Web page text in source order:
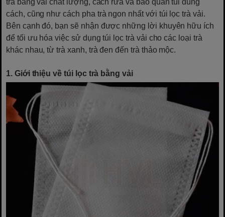
cách, cũng như cách pha trà ngon nhất với túi lọc trà vải.
Bên cạnh đó, bạn sẽ nhận được những lời khuyên hữu ích
để tối ưu hóa việc sử dụng túi lọc trà vải cho các loại trà
khác nhau, từ trà xanh, trà đen đến trà thảo mộc.
1. Giới thiệu về túi lọc trà bằng vải